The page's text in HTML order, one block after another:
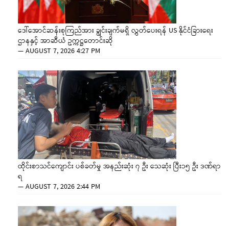
ဒေါ်အောင်ဆန်းစုကြည်အား ချွင်းချက်မရှိ လွှတ်ပေးရန် US နိုင်ငံခြားရေး
ဌာနနှင့် အာဆီယံ ဥက္ကဋ္ဌတောင်းဆို
—AUGUST 7, 2026 4:27 PM
ထိုင်းစာသင်ကျောင်း ပစ်ခတ်မှု အနည်းဆုံး ၇ ဦး သေဆုံး ပြီး၁၅ ဦး ဒဏ်ရာ
ရ
—AUGUST 7, 2026 2:44 PM